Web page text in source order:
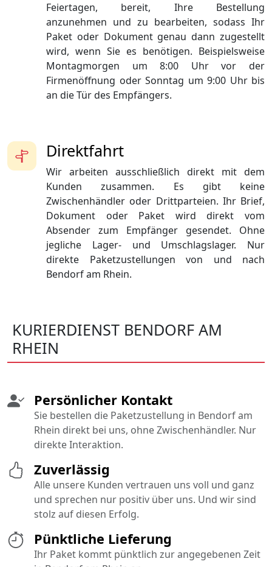
Direktfahrt
Wir arbeiten ausschließlich direkt mit dem
Kunden zusammen. Es gibt keine
Zwischenhändler oder Drittparteien. Ihr Brief,
Dokument oder Paket wird direkt vom
Absender zum Empfänger gesendet. Ohne
jegliche Lager- und Umschlagslager. Nur
direkte Paketzustellungen von und nach
Bendorf am Rhein.
Feiertagen, bereit, Ihre Bestellung
anzunehmen und zu bearbeiten, sodass Ihr
Paket oder Dokument genau dann zugestellt
wird, wenn Sie es benötigen. Beispielsweise
Montagmorgen um 8:00 Uhr vor der
Firmenöffnung oder Sonntag um 9:00 Uhr bis
an die Tür des Empfängers.
KURIERDIENST BENDORF AM
RHEIN
Pünktliche Lieferung
Ihr Paket kommt pünktlich zur angegebenen Zeit
Persönlicher Kontakt
Sie bestellen die Paketzustellung in Bendorf am
Rhein direkt bei uns, ohne Zwischenhändler. Nur
direkte Interaktion.
Zuverlässig
Alle unsere Kunden vertrauen uns voll und ganz
und sprechen nur positiv über uns. Und wir sind
stolz auf diesen Erfolg.